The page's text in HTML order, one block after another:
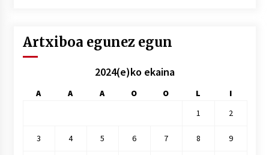
Artxiboa egunez egun
2024(e)ko ekaina
A A A O O L
I
1
2
3 4 5 6 7 8 9